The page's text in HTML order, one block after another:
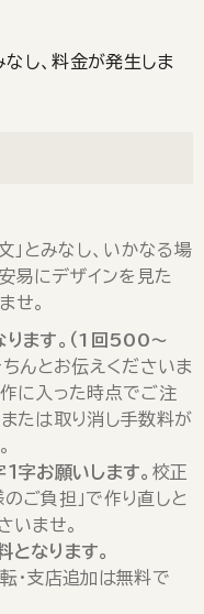
し、料金が発生しま
」とみなし、いかなる場
易にデザインを見た
せ。
ます。（1回500～
んとお伝えくださいま
に入った時点でご注
たは取り消し手数料が
字お願いします。 校正
ご負担」で作り直しと
いませ。
なります。
・支店追加は無料で